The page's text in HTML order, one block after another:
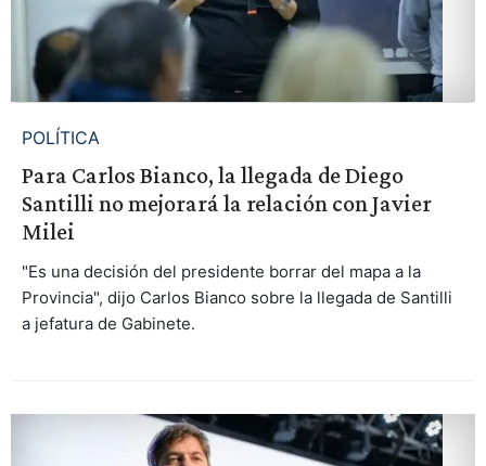
POLÍTICA
Para Carlos Bianco, la llegada de Diego
Santilli no mejorará la relación con Javier
Milei
"Es una decisión del presidente borrar del mapa a la
Provincia", dijo Carlos Bianco sobre la llegada de Santilli
a jefatura de Gabinete.